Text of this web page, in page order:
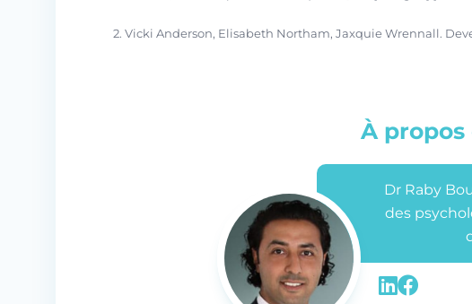
2. Vicki Anderson, Elisabeth Northam, Jaxquie Wrennall.
À
Dr Raby
des